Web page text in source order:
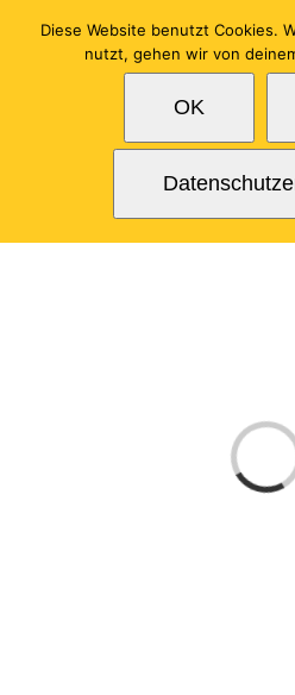
Inhalt
Laden...
Diese Website benutzt Cookies.
nutzt, gehen wir von
OK